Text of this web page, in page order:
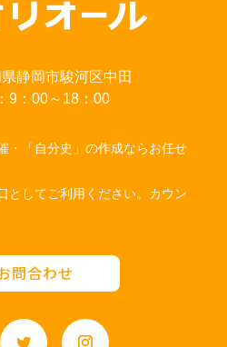
静岡市駿河区中田
9：00～18：00
・「自分史」の作成ならお任せ
としてご利用ください。カウン
問合わせ